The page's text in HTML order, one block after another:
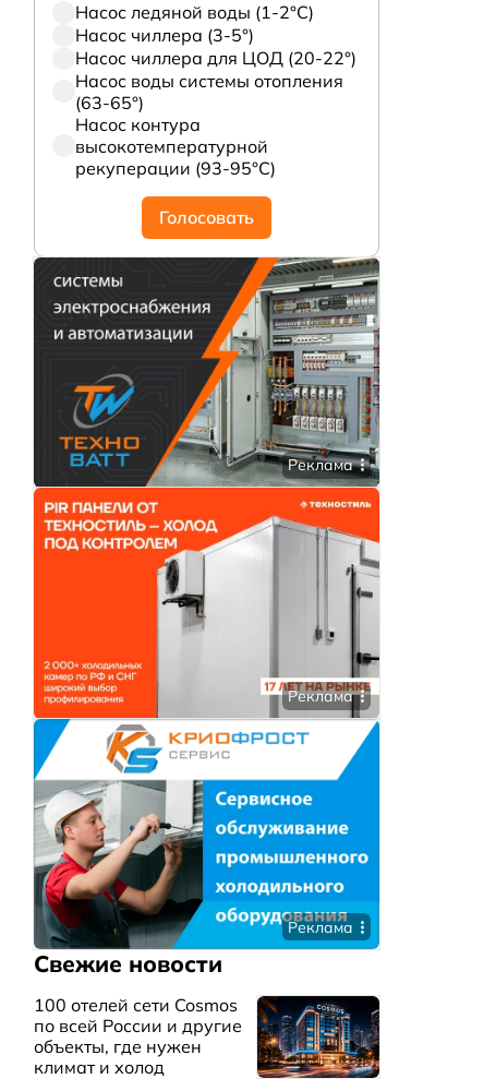
Насос ледяной воды (1-2°С)
Насос чиллера (3-5°)
Насос чиллера для ЦОД (20-22°)
Насос воды системы отопления
(63-65°)
Насос контура
высокотемпературной
рекуперации (93-95°С)
Голосовать
Реклама
Реклама
Реклама
Свежие новости
100 отелей сети Cosmos
по всей России и другие
объекты, где нужен
климат и холод